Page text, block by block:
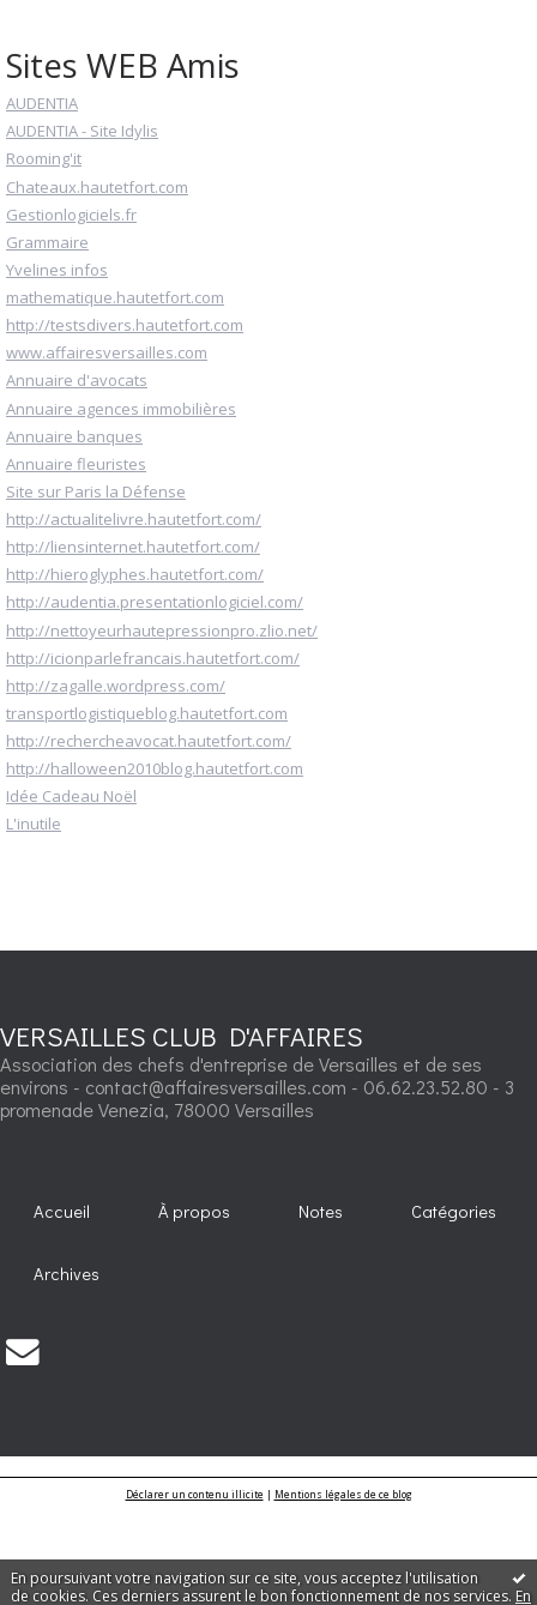
En poursuivant votre navigation sur ce site, vous acceptez l'utilisation
de cookies. Ces derniers assurent le bon fonctionnement de nos services. En
Sites WEB Amis
AUDENTIA
AUDENTIA - Site Idylis
Rooming'it
Chateaux.hautetfort.com
Gestionlogiciels.fr
Grammaire
Yvelines infos
mathematique.hautetfort.com
http://testsdivers.hautetfort.com
www.affairesversailles.com
Annuaire d'avocats
Annuaire agences immobilières
Annuaire banques
Annuaire fleuristes
Site sur Paris la Défense
http://actualitelivre.hautetfort.com/
http://liensinternet.hautetfort.com/
http://hieroglyphes.hautetfort.com/
http://audentia.presentationlogiciel.com/
http://nettoyeurhautepressionpro.zlio.net/
http://icionparlefrancais.hautetfort.com/
http://zagalle.wordpress.com/
transportlogistiqueblog.hautetfort.com
http://rechercheavocat.hautetfort.com/
http://halloween2010blog.hautetfort.com
Idée Cadeau Noël
L'inutile
VERSAILLES CLUB D'AFFAIRES
Association des chefs d'entreprise de Versailles et de ses
environs - contact@affairesversailles.com - 06.62.23.52.80 - 3
promenade Venezia, 78000 Versailles
Accueil À propos Notes Catégories
Archives
Déclarer un contenu illicite| Mentions légales de ce blog